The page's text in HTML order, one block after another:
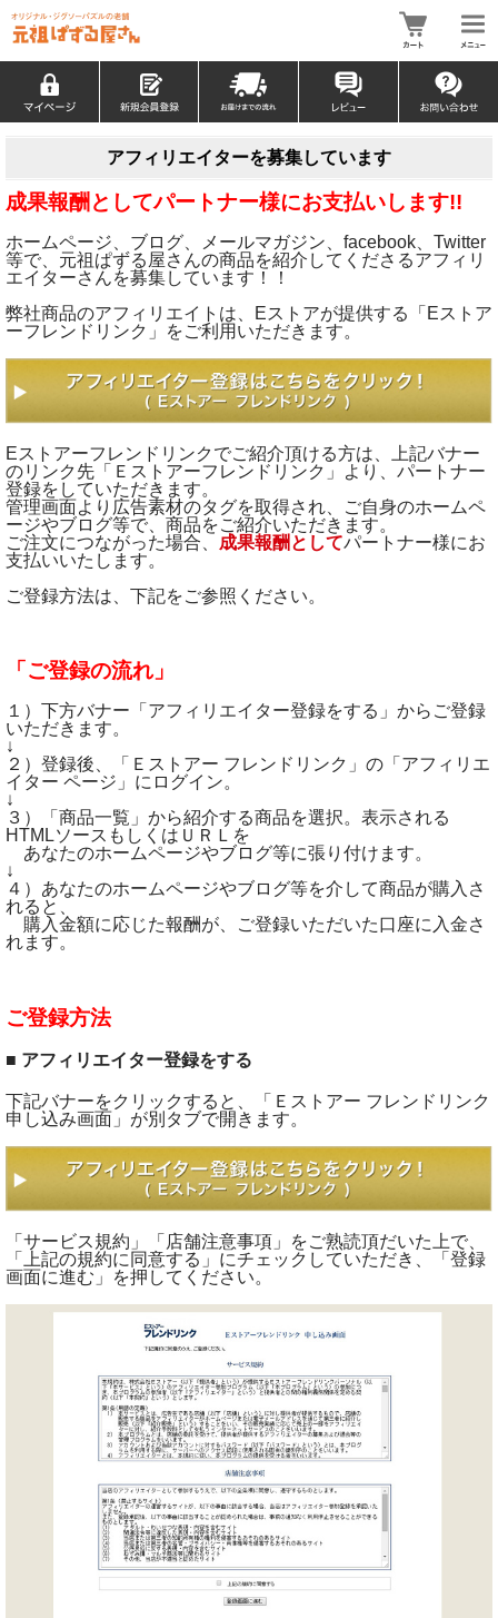
アフィリエイターを募集しています
成果報酬としてパートナー様にお支払いします!!
ホームページ、ブログ、メールマガジン、facebook、Twitter
等で、元祖ぱずる屋さんの商品を紹介してくださるアフィリ
エイターさんを募集しています！！
弊社商品のアフィリエイトは、Eストアが提供する「Eストア
ーフレンドリンク」をご利用いただきます。
Eストアーフレンドリンクでご紹介頂ける方は、上記バナー
のリンク先「Ｅストアーフレンドリンク」より、パートナー
登録をしていただきます。
管理画面より広告素材のタグを取得され、ご自身のホームペ
ージやブログ等で、商品をご紹介いただきます。
ご注文につながった場合、 成果報酬としてパートナー様にお
支払いいたします。
ご登録方法は、下記をご参照ください。
「ご登録の流れ」
１）下方バナー「アフィリエイター登録をする」からご登録
いただきます。
↓
２）登録後、「Ｅストアー フレンドリンク」の「アフィリエ
イター ページ」にログイン。
↓
３）「商品一覧」から紹介する商品を選択。表示される
HTMLソースもしくはＵＲＬを
あなたのホームページやブログ等に張り付けます。
↓
４）あなたのホームページやブログ等を介して商品が購入さ
れると、
購入金額に応じた報酬が、ご登録いただいた口座に入金さ
れます。
ご登録方法
■ アフィリエイター登録をする
下記バナーをクリックすると、「Ｅストアー フレンドリンク
申し込み画面」が別タブで開きます。
「サービス規約」「店舗注意事項」をご熟読頂だいた上で、
「上記の規約に同意する」にチェックしていただき、「登録
画面に進む」を押してください。